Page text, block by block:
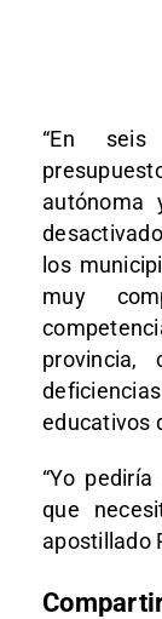
“En
los
muy
provincia,
educativos
“Yo
que
apostillado